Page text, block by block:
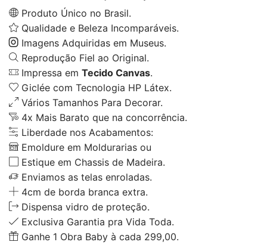
Produto Único no Brasil.
Qualidade e Beleza Incomparáveis.
Imagens Adquiridas em Museus.
Reprodução Fiel ao Original.
Impressa em Tecido Canvas.
Giclée com Tecnologia HP Látex.
Vários Tamanhos Para Decorar.
4x Mais Barato que na concorrência.
Liberdade nos Acabamentos:
Emoldure em Moldurarias ou
Estique em Chassis de Madeira.
Enviamos as telas enroladas.
4cm de borda branca extra.
Dispensa vidro de proteção.
Exclusiva Garantia pra Vida Toda.
Ganhe 1 Obra Baby à cada 299,00.